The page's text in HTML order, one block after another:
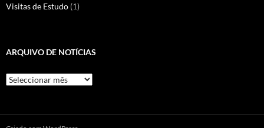
Visitas de Estudo (1)
ARQUIVO DE NOTÍCIAS
Arquivo
de